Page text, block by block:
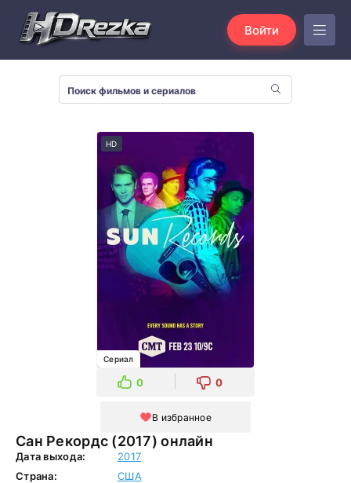
Войти
Сан Рекордс (2017) онлайн
HD
Сериал
0 0
В избранное
Дата выхода:
2017
Страна:
США